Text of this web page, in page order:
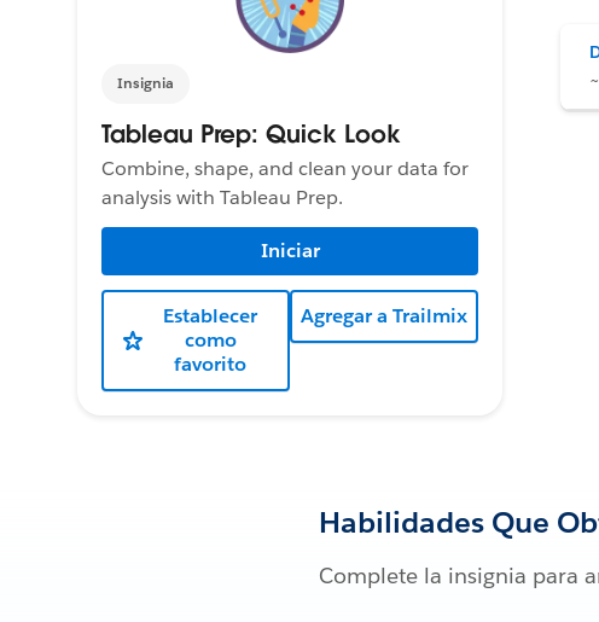
Insignia
Tableau Prep: Quick Look
Combine, shape, and clean your data for
analysis with Tableau Prep.
Iniciar
Establecer
como
favorito
Agregar a Trailmix
Habilidades Que
Complete la insignia para